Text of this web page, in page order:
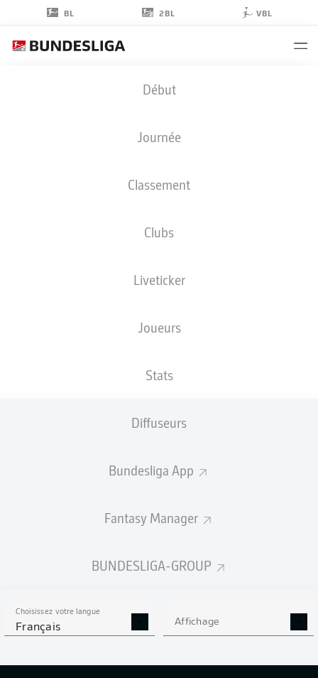
BL 2BL VBL
Début
Journée
Classement
Clubs
Liveticker
Joueurs
Stats
Diffuseurs
Bundesliga App
Fantasy Manager
BUNDESLIGA-GROUP
Choisissez votre langue
Français Affichage
STATS DE LA SAISON
2024/2025
TIRS ARRÊTÉS